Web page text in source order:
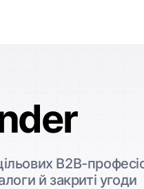
B2B-
й закриті угоди